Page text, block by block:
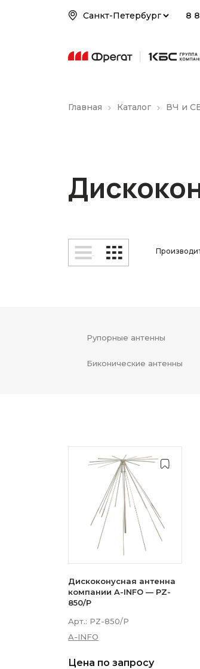
8
Главная Каталог ВЧ и
Рупорные антенны
Биконические антенны
Дискоконусная антенна
компании A-INFO — PZ-
850/P
Арт.: PZ-850/P
A-INFO
Цена по запросу